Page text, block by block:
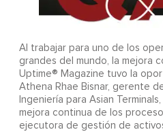
Al trabajar para uno de los
grandes del mundo, la mejora
Uptime® Magazine tuvo la
Athena Rhae Bisnar, gerente
Ingeniería para Asian
mejora continua de los
ejecutora de gestión de